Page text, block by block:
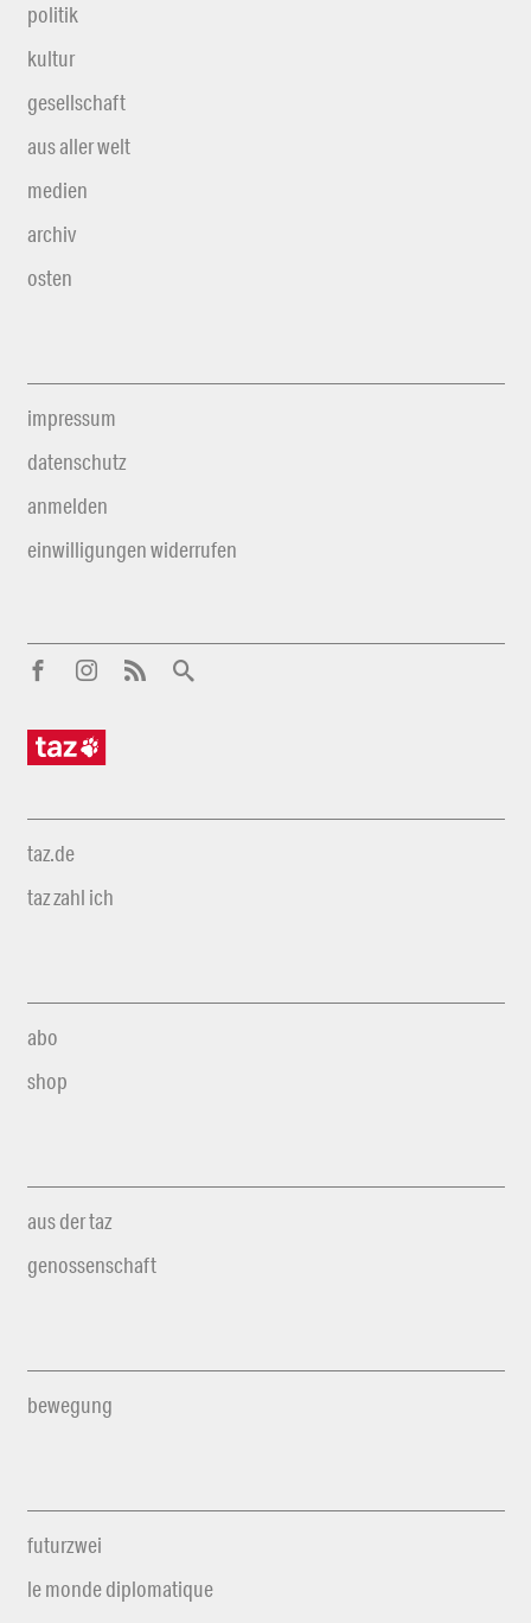
politik
kultur
gesellschaft
aus aller welt
medien
archiv
osten
impressum
datenschutz
anmelden
einwilligungen widerrufen
taz.de
taz zahl ich
abo
shop
aus der taz
genossenschaft
bewegung
futurzwei
le monde diplomatique